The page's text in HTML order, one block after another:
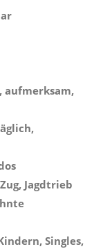
aufmerksam,
Jagdtrieb
Singles,